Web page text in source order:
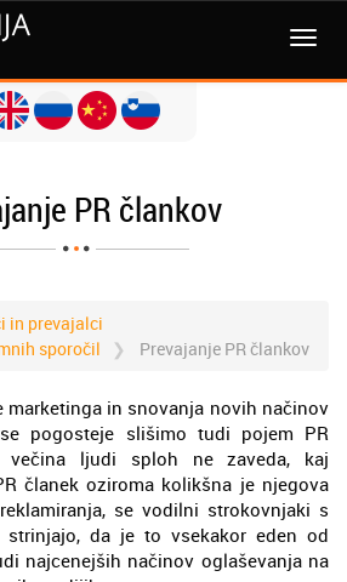
MENI
PR člankov
in prevajalci
sporočil
Prevajanje PR člankov
marketinga in snovanja novih načinov
pogosteje slišimo tudi pojem PR
večina ljudi sploh ne zaveda, kaj
članek oziroma kolikšna je njegova
se vodilni strokovnjaki s
strinjajo, da je to vsekakor eden od
najcenejših načinov oglaševanja na